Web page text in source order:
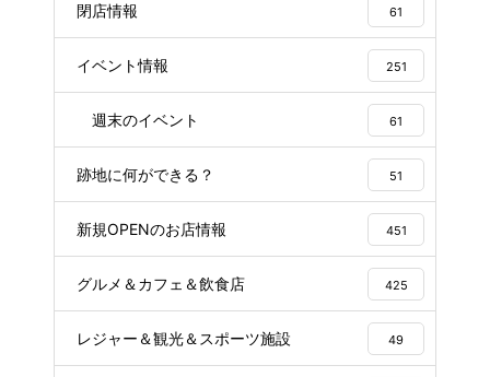
閉店情報 61
イベント情報 251
週末のイベント 61
跡地に何ができる？ 51
新規OPENのお店情報 451
グルメ＆カフェ＆飲食店 425
レジャー＆観光＆スポーツ施設 49